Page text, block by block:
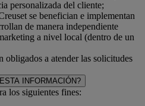
personalizada del cliente;
se benefician e implementan
de manera independiente
a nivel local (dentro de un
obligados a atender las solicitudes
INFORMACIÓN?
los siguientes fines: